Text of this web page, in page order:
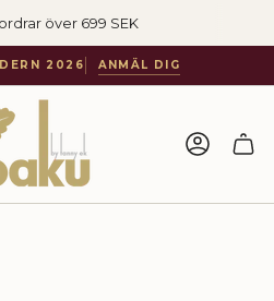
över 699 SEK
2026 ANMÄL DIG
KONTO